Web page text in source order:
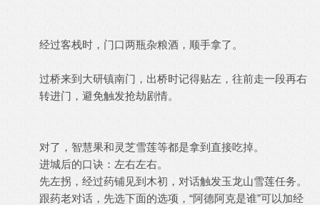
经过客栈时，门口两瓶杂粮酒，顺手拿了。
过桥来到大研镇南门，出桥时记得贴左，往前走一段再右
转进门，避免触发抢劫剧情。
对了，智慧果和灵芝雪莲等都是拿到直接吃掉。
进城后的口诀：左右左右。
先左拐，经过药铺见到木初，对话触发玉龙山雪莲任务。
跟药老对话，先选下面的选项，“阿德阿克是谁”可以加经